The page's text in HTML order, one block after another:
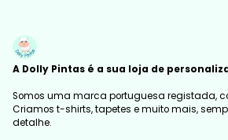
A Dolly Pintas é a sua loja de
Somos uma marca portuguesa registada,
Criamos t-shirts, tapetes e muito mais,
detalhe.